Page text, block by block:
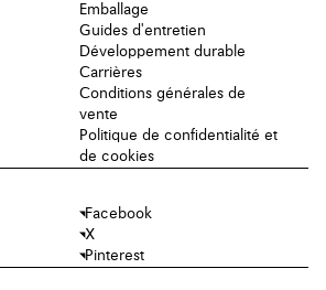
Emballage
Guides d'entretien
Développement durable
Carrières
Conditions générales de
vente
Politique de confidentialité et
de cookies
Facebook
X
Pinterest